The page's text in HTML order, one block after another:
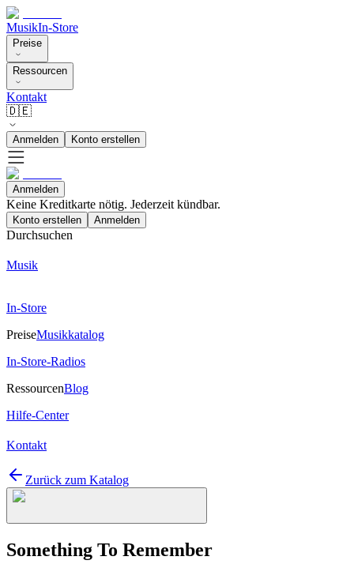
MusikIn-Store
Preise
Ressourcen
Kontakt
🇩🇪
Anmelden Konto erstellen
Anmelden
Keine Kreditkarte nötig. Jederzeit kündbar.
Konto erstellen Anmelden
Durchsuchen
Musik
In-Store
PreiseMusikkatalog
In-Store-Radios
RessourcenBlog
Hilfe-Center
Kontakt
Zurück zum Katalog
Something To Remember